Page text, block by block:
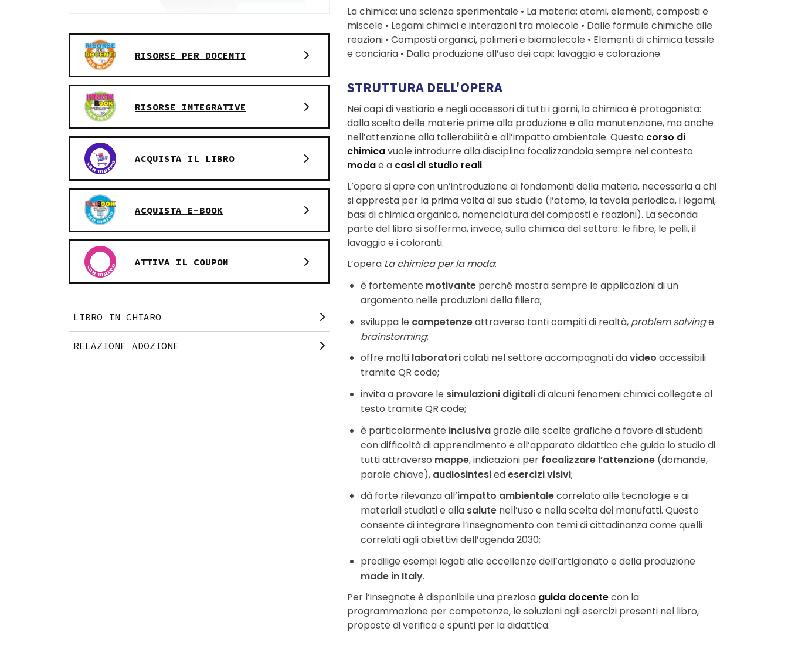
RISORSE PER DOCENTI
RISORSE INTEGRATIVE
ACQUISTA IL LIBRO
ACQUISTA E-BOOK
ATTIVA IL COUPON
LIBRO IN CHIARO
RELAZIONE ADOZIONE
La chimica: una scienza sperimentale • La materia: atomi, elementi, composti e
miscele • Legami chimici e interazioni tra molecole • Dalle formule chimiche alle
reazioni • Composti organici, polimeri e biomolecole • Elementi di chimica tessile
e conciaria • Dalla produzione all’uso dei capi: lavaggio e colorazione.
STRUTTURA DELL'OPERA
Nei capi di vestiario e negli accessori di tutti i giorni, la chimica è protagonista:
dalla scelta delle materie prime alla produzione e alla manutenzione, ma anche
nell’attenzione alla tollerabilità e all’impatto ambientale. Questo corso di
chimicavuole introdurre alla disciplina focalizzandola sempre nel contesto
modae a casi di studio reali.
L’opera si apre con un’introduzione ai fondamenti della materia, necessaria a chi
si appresta per la prima volta al suo studio (l’atomo, la tavola periodica, i legami,
basi di chimica organica, nomenclatura dei composti e reazioni). La seconda
parte del libro si sofferma, invece, sulla chimica del settore: le fibre, le pelli, il
lavaggio e i coloranti.
L’opera La chimica per la moda:
è fortemente motivante perché mostra sempre le applicazioni di un
argomento nelle produzioni della filiera;
sviluppa le competenzeattraverso tanti compiti di realtà, problem solvinge
brainstorming;
offre molti laboratoricalati nel settore accompagnati davideo accessibili
tramite QR code;
invita a provare le simulazioni digitalidi alcuni fenomeni chimici collegate al
testo tramite QR code;
è particolarmente inclusivagrazie alle scelte grafiche a favore di studenti
con difficoltà di apprendimento e all’apparato didattico che guida lo studio di
tutti attraverso mappe, indicazioni per focalizzare l’attenzione (domande,
parole chiave), audiosintesiedesercizi visivi;
dà forte rilevanza all’impatto ambientalecorrelato alle tecnologie e ai
materiali studiati e alla salute nell’uso e nella scelta dei manufatti. Questo
consente di integrare l’insegnamento con temi di cittadinanza come quelli
correlati agli obiettivi dell’agenda 2030;
predilige esempi legati alle eccellenze dell’artigianato e della produzione
made in Italy.
Per l’insegnate è disponibile una preziosa guida docentecon la
programmazione per competenze, le soluzioni agli esercizi presenti nel libro,
proposte di verifica e spunti per la didattica.